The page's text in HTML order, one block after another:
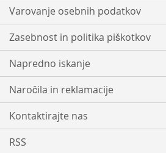
Varovanje osebnih podatkov
Zasebnost in politika piškotkov
Napredno iskanje
Naročila in reklamacije
Kontaktirajte nas
RSS